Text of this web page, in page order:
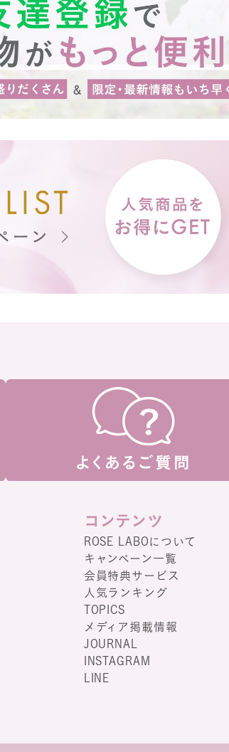
コンテンツ
ROSE LABOについて
キャンペーン一覧
会員特典サービス
人気ランキング
TOPICS
メディア掲載情報
JOURNAL
INSTAGRAM
LINE